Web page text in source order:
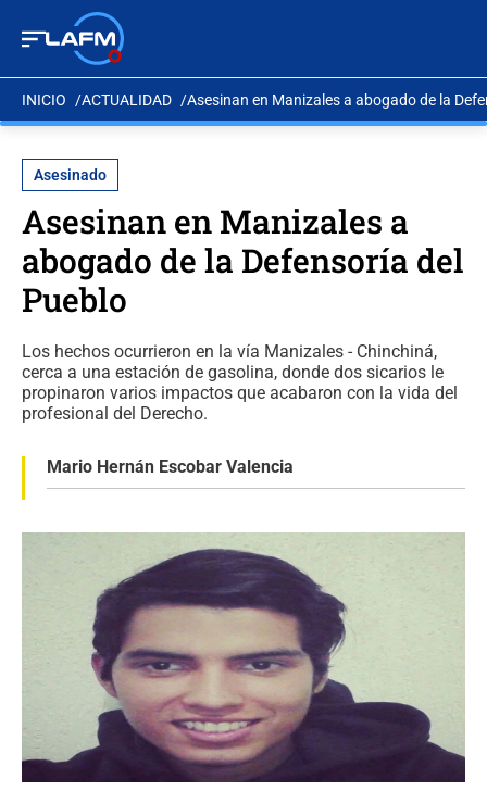
INICIO ACTUALIDAD Asesinan en Manizales a abogado de la
Asesinado
Asesinan en Manizales a
abogado de la Defensoría del
Pueblo
Los hechos ocurrieron en la vía Manizales - Chinchiná,
cerca a una estación de gasolina, donde dos sicarios le
propinaron varios impactos que acabaron con la vida del
profesional del Derecho.
Mario Hernán Escobar Valencia